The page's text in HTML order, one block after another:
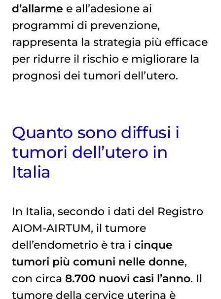
d’allarme e all’adesione ai
programmi di prevenzione,
rappresenta la strategia più efficace
per ridurre il rischio e migliorare la
prognosi dei tumori dell’utero.
Quanto sono diffusi i
tumori dell’utero in
Italia
In Italia, secondo i dati del Registro
AIOM-AIRTUM, il tumore
dell’endometrio è tra i cinque
tumori più comuni nelle donne,
con circa 8.700 nuovi casi l’anno. Il
tumore della cervice uterina è